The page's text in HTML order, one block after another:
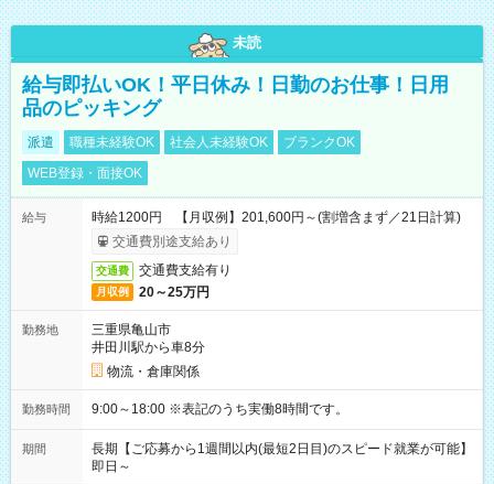
未読
給与即払いOK！平日休み！日勤のお仕事！日用
品のピッキング
派遣 職種未経験OK 社会人未経験OK
ブランクOK
WEB登録・面接OK
給与
時給1200円 【月収例】201,600円～(割増含まず／21日計算)
交通費別途支給あり
交通費 交通費支給有り
月収例 20～25万円
勤務地
三重県亀山市
井田川駅から車8分
物流・倉庫関係
勤務時間 9:00～18:00 ※表記のうち実働8時間です。
期間
長期【ご応募から1週間以内(最短2日目)のスピード就業が可能】
即日～